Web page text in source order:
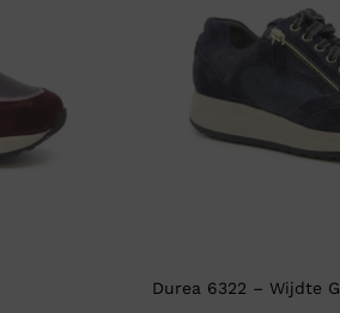
Durea 6322 – Wijdte G